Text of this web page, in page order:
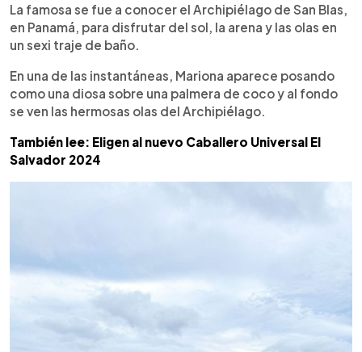
La famosa se fue a conocer el Archipiélago de San Blas,
en Panamá, para disfrutar del sol, la arena y las olas en
un sexi traje de baño.
En una de las instantáneas, Mariona aparece posando
como una diosa sobre una palmera de coco y al fondo
se ven las hermosas olas del Archipiélago.
También lee: Eligen al nuevo Caballero Universal El
Salvador 2024